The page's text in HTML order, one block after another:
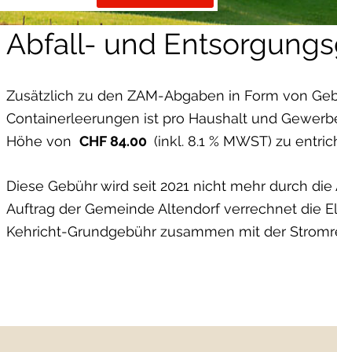
Abfall- und
Zusätzlich zu den ZAM-Abgaben in Form von
Containerleerungen ist pro Haushalt und
Höhe von CHF 84.00 (inkl. 8.1 % MWST) zu
Diese Gebühr wird seit 2021 nicht mehr durch
Auftrag der Gemeinde Altendorf verrechnet die
Kehricht-Grundgebühr zusammen mit der